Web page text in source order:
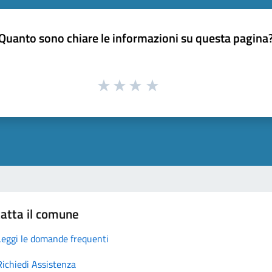
sono chiare le informazioni su questa
il comune
le domande frequenti
Assistenza